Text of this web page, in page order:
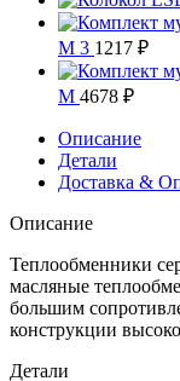
M 3 1217 ₽
M 4678 ₽
Описание
Детали
Доставка &
Описание
Теплообменники
масляные
большим
конструкции
Детали